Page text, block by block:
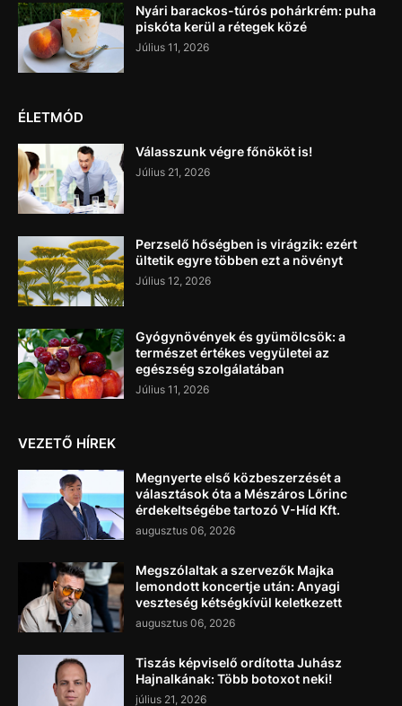
Nyári barackos-túrós pohárkrém: puha
piskóta kerül a rétegek közé
Július 11, 2026
ÉLETMÓD
Válasszunk végre főnököt is!
Július 21, 2026
Perzselő hőségben is virágzik: ezért
ültetik egyre többen ezt a növényt
Július 12, 2026
Gyógynövények és gyümölcsök: a
természet értékes vegyületei az
egészség szolgálatában
Július 11, 2026
VEZETŐ HÍREK
Megnyerte első közbeszerzését a
választások óta a Mészáros Lőrinc
érdekeltségébe tartozó V-Híd Kft.
augusztus 06, 2026
Megszólaltak a szervezők Majka
lemondott koncertje után: Anyagi
veszteség kétségkívül keletkezett
augusztus 06, 2026
Tiszás képviselő ordította Juhász
Hajnalkának: Több botoxot neki!
július 21, 2026